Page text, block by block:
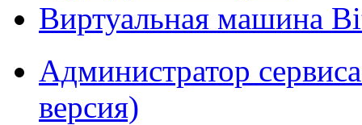
Виртуальная машина
Администратор
версия)